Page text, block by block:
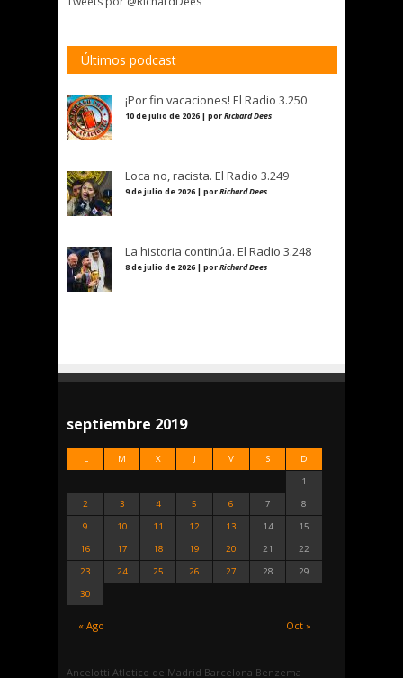
Últimos podcast
¡Por fin vacaciones! El Radio 3.250
10 de julio de 2026 | porRichard Dees
Loca no, racista. El Radio 3.249
9 de julio de 2026 | porRichard Dees
La historia continúa. El Radio 3.248
8 de julio de 2026 | porRichard Dees
septiembre 2019
L M X J V S D
« Ago Oct »
1
2
3 4 5 6 7
8
9
10 11 12 13 14
15
16
17 18 19 20 21
22
23
24 25 26 27 28
29
30
Ancelotti Atletico de Madrid Barcelona Benzema